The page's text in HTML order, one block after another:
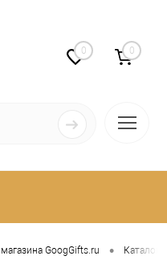
0 0
GoogGifts.ru • Каталог